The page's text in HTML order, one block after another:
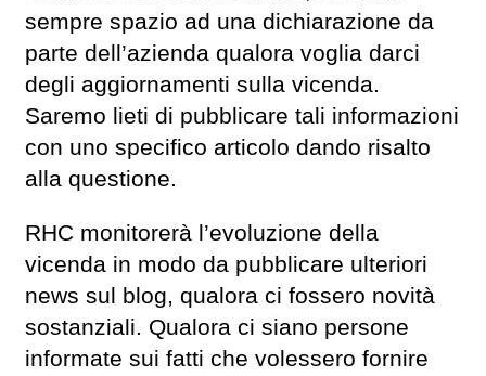
sempre spazio ad una dichiarazione da
parte dell’azienda qualora voglia darci
degli aggiornamenti sulla vicenda.
Saremo lieti di pubblicare tali informazioni
con uno specifico articolo dando risalto
alla questione.
RHC monitorerà l’evoluzione della
vicenda in modo da pubblicare ulteriori
news sul blog, qualora ci fossero novità
sostanziali. Qualora ci siano persone
informate sui fatti che volessero fornire